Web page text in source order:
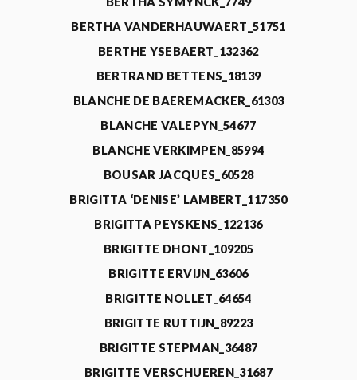
BERTHA VANDERHAUWAERT_51751
BERTHE YSEBAERT_132362
BERTRAND BETTENS_18139
BLANCHE DE BAEREMACKER_61303
BLANCHE VALEPYN_54677
BLANCHE VERKIMPEN_85994
BOUSAR JACQUES_60528
BRIGITTA ‘DENISE’ LAMBERT_117350
BRIGITTA PEYSKENS_122136
BRIGITTE DHONT_109205
BRIGITTE ERVIJN_63606
BRIGITTE NOLLET_64654
BRIGITTE RUTTIJN_89223
BRIGITTE STEPMAN_36487
BRIGITTE VERSCHUEREN_31687